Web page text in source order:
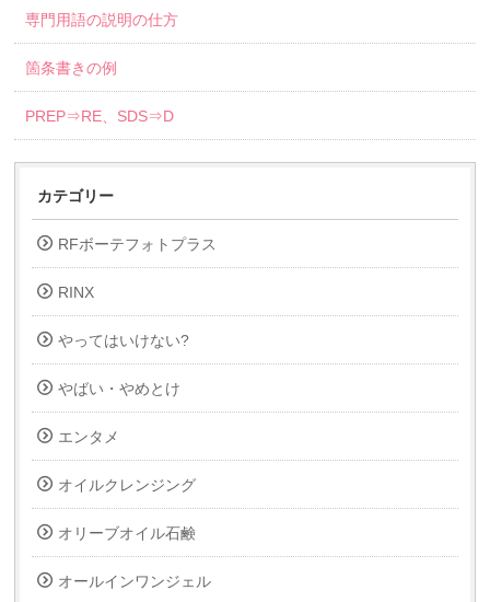
専門用語の説明の仕方
箇条書きの例
PREP⇒RE、SDS⇒D
カテゴリー
RFボーテフォトプラス
RINX
やってはいけない?
やばい・やめとけ
エンタメ
オイルクレンジング
オリーブオイル石鹸
オールインワンジェル